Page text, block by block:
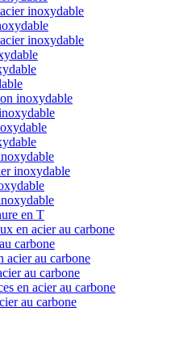
inoxydable
inoxydable
inoxydable
inoxydable
en T
en acier au carbone
carbone
acier au carbone
au carbone
en acier au carbone
au carbone